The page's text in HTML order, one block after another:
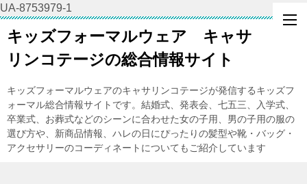
UA-8753979-1
キッズフォーマルウェア キャサ
リンコテージの総合情報サイト
キッズフォーマルウェアのキャサリンコテージが発信するキッズフ
ォーマル総合情報サイトです。結婚式、発表会、七五三、入学式、
卒業式、お葬式などのシーンに合わせた女の子用、男の子用の服の
選び方や、新商品情報、ハレの日にぴったりの髪型や靴・バッグ・
アクセサリーのコーディネートについてもご紹介しています